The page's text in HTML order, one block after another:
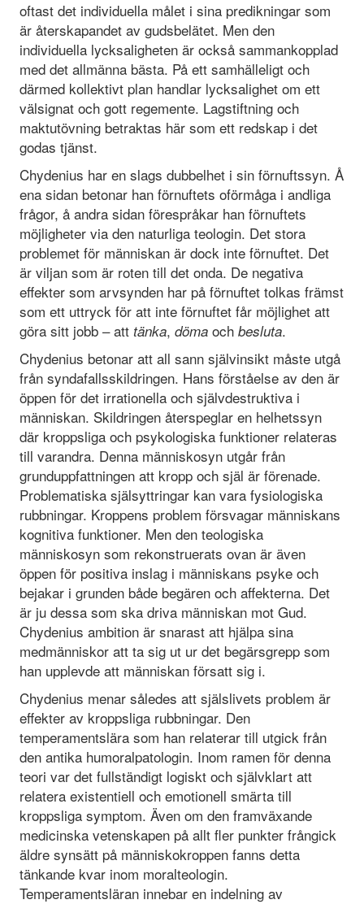
oftast det individuella målet i sina predikningar som
är återskapandet av gudsbelätet. Men den
individuella lycksaligheten är också sammankopplad
med det allmänna bästa. På ett samhälleligt och
därmed kollektivt plan handlar lycksalighet om ett
välsignat och gott regemente. Lagstiftning och
maktutövning betraktas här som ett redskap i det
godas tjänst.
Chydenius har en slags dubbelhet i sin förnuftssyn. Å
ena sidan betonar han förnuftets oförmåga i andliga
frågor, å andra sidan förespråkar han förnuftets
möjligheter via den naturliga teologin. Det stora
problemet för människan är dock inte förnuftet. Det
är viljan som är roten till det onda. De negativa
effekter som arvsynden har på förnuftet tolkas främst
som ett uttryck för att inte förnuftet får möjlighet att
göra sitt jobb – att tänka, dömaoch besluta.
Chydenius betonar att all sann självinsikt måste utgå
från syndafallsskildringen. Hans förståelse av den är
öppen för det irrationella och självdestruktiva i
människan. Skildringen återspeglar en helhetssyn
där kroppsliga och psykologiska funktioner relateras
till varandra. Denna människosyn utgår från
grunduppfattningen att kropp och själ är förenade.
Problematiska själsyttringar kan vara fysiologiska
rubbningar. Kroppens problem försvagar människans
kognitiva funktioner. Men den teologiska
människosyn som rekonstruerats ovan är även
öppen för positiva inslag i människans psyke och
bejakar i grunden både begären och affekterna. Det
är ju dessa som ska driva människan mot Gud.
Chydenius ambition är snarast att hjälpa sina
medmänniskor att ta sig ut ur det begärsgrepp som
han upplevde att människan försatt sig i.
Chydenius menar således att själslivets problem är
effekter av kroppsliga rubbningar. Den
temperamentslära som han relaterar till utgick från
den antika humoralpatologin. Inom ramen för denna
teori var det fullständigt logiskt och självklart att
relatera existentiell och emotionell smärta till
kroppsliga symptom. Även om den framväxande
medicinska vetenskapen på allt fler punkter frångick
äldre synsätt på människokroppen fanns detta
tänkande kvar inom moralteologin.
Temperamentsläran innebar en indelning av